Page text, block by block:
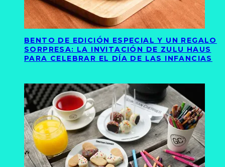
BENTO DE EDICIÓN ESPECIAL Y UN REGALO
SORPRESA: LA INVITACIÓN DE ZULU HAUS
PARA CELEBRAR EL DÍA DE LAS INFANCIAS